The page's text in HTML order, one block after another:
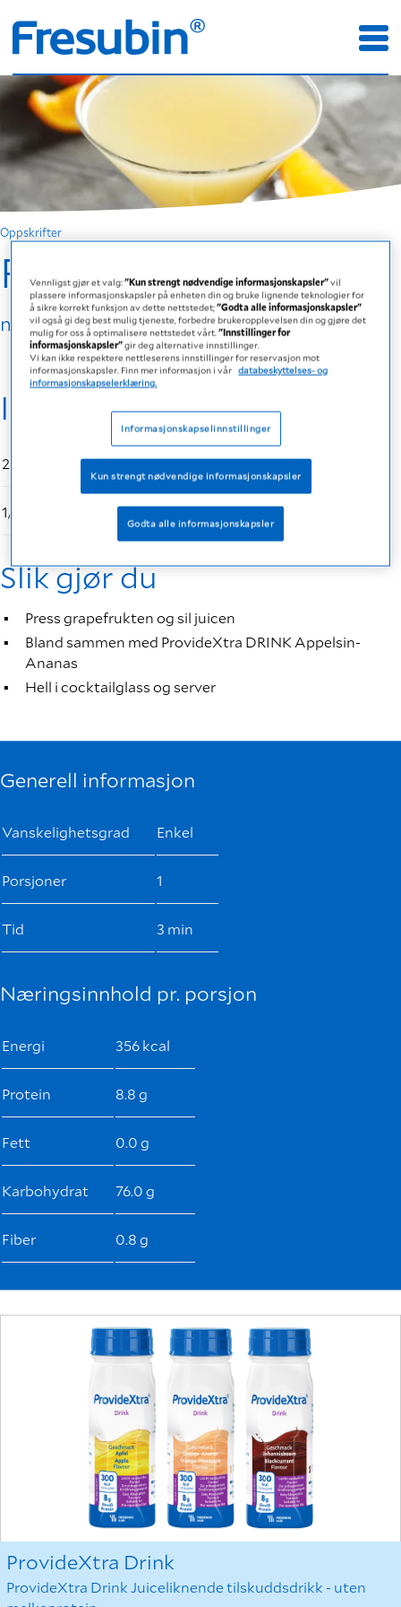
Oppskrifter
Fruktcocktail
med ProvideXtra DRINK Appelsin-Ananas
Ingredients
200 ml ProvideXtra DRINK Appelsin-Ananas
1/2 Rosa grapefrukt
Slik gjør du
Press grapefrukten og sil juicen
Bland sammen med ProvideXtra DRINK Appelsin-
Ananas
Hell i cocktailglass og server
Generell informasjon
Vanskelighetsgrad Enkel
Porsjoner 1
Tid 3 min
Næringsinnhold pr. porsjon
Energi 356 kcal
Protein 8.8 g
Fett 0.0 g
Karbohydrat 76.0 g
Fiber 0.8 g
ProvideXtra Drink
ProvideXtra Drink Juiceliknende tilskuddsdrikk - uten
Vennligst gjør et valg:"Kun strengt nødvendige informasjonskapsler"vil
plassere informasjonskapsler på enheten din og bruke lignende teknologier for
å sikre korrekt funksjon av dette nettstedet;"Godta alle informasjonskapsler"
vil også gi deg best mulig tjeneste, forbedre brukeropplevelsen din og gjøre det
mulig for oss å optimalisere nettstedet vårt."Innstillinger for
informasjonskapsler"gir deg alternative innstillinger.
Vi kan ikke respektere nettleserens innstillinger for reservasjon mot
informasjonskapsler. Finn mer informasjon i vår databeskyttelses- og
informasjonskapselerklæring.
Informasjonskapselinnstillinger
Kun strengt nødvendige informasjonskapsler
Godta alle informasjonskapsler